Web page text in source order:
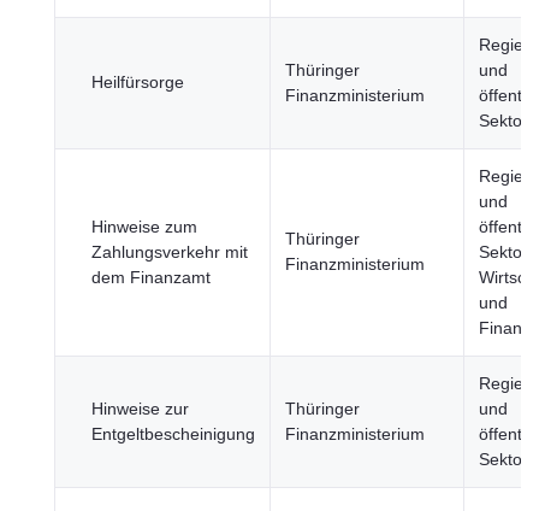
Heilfürsorge
Thüringer
Finanzministerium
und
Sektor
Hinweise zum
Zahlungsverkehr mit
dem Finanzamt
Thüringer
Finanzministerium
und
Sektor,
und
Hinweise zur
Entgeltbescheinigung
Thüringer
Finanzministerium
und
Sektor